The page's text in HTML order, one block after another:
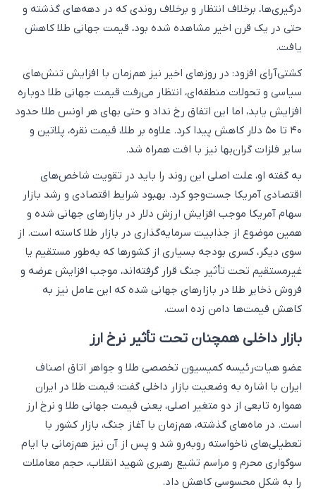
درگیری‌ها، برخلاف انتظار و برخلاف روندی که در دهه‌های گذشته و
حتی در یک قرن اخیر مشاهده شده بود، قیمت جهانی طلا کاهش
یافت.
کشتی‌آرای افزود: در روزهای اخیر نیز هم‌زمان با افزایش تنش‌های
سیاسی و تحولات منطقه‌ای، انتظار می‌رفت قیمت جهانی طلا دوباره
افزایش یابد، اما این اتفاق رخ نداد و حتی بهای هر اونس طلا حدود
۴۰ تا ۵۰ دلار کاهش پیدا کرد. علاوه بر طلا، قیمت نقره، پلاتین و
سایر فلزات گران‌بها نیز با افت همراه شد.
به گفته او، علت اصلی این روند را باید در تقویت شاخص‌های
اقتصادی آمریکا جست‌وجو کرد. بهبود شرایط اقتصادی و رشد بازار
سهام آمریکا موجب افزایش ارزش دلار در بازارهای جهانی شده و
همین موضوع از جذابیت سرمایه‌گذاری در بازار طلا کاسته است. از
سوی دیگر، کسری بودجه بسیاری از کشورها که به‌طور مستقیم یا
غیرمستقیم تحت تأثیر جنگ قرار گرفته‌اند، موجب افزایش عرضه و
فروش ذخایر طلا در بازارهای جهانی شده که این عامل نیز به
کاهش قیمت‌ها دامن زده است.
بازار داخلی همچنان تحت تأثیر نرخ ارز
عضو هیات‌رئیسه کمیسیون تخصصی طلا و جواهر اتاق اصناف
ایران با اشاره به وضعیت بازار داخلی گفت: قیمت طلا در ایران
همواره تابعی از دو متغیر اصلی، یعنی قیمت جهانی طلا و نرخ ارز
است. در ماه‌های گذشته، هم‌زمان با آغاز جنگ، بازار کشور با
تعطیلی‌های ناخواسته روبه‌رو شد و پس از آن نیز هم‌زمانی با ایام
سوگواری محرم و مراسم تشیع رهبری شهید انقلاب، حجم معاملات
را به شکل محسوسی کاهش داد.